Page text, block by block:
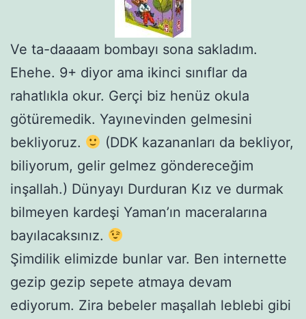
Ve ta-daaaam bombayı sona sakladım.
Ehehe. 9+ diyor ama ikinci sınıflar da
rahatlıkla okur. Gerçi biz henüz okula
götüremedik. Yayınevinden gelmesini
bekliyoruz.
(DDK kazananları da bekliyor,
biliyorum, gelir gelmez göndereceğim
inşallah.) Dünyayı Durduran Kız ve durmak
bilmeyen kardeşi Yaman’ın maceralarına
bayılacaksınız.
Şimdilik elimizde bunlar var. Ben internette
gezip gezip sepete atmaya devam
ediyorum. Zira bebeler maşallah leblebi gibi